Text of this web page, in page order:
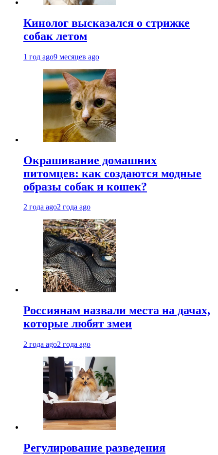
Кинолог высказался о стрижке
собак летом
1 год ago9 месяцев ago
Окрашивание домашних
питомцев: как создаются модные
образы собак и кошек?
2 года ago2 года ago
Россиянам назвали места на дачах,
которые любят змеи
2 года ago2 года ago
Регулирование разведения